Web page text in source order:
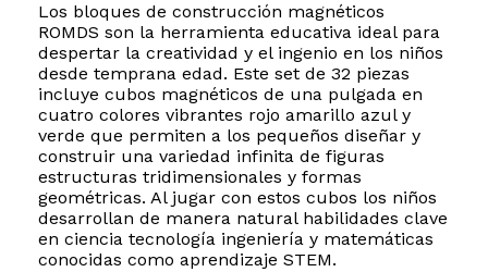
Los bloques de construcción magnéticos
ROMDS son la herramienta educativa ideal para
despertar la creatividad y el ingenio en los niños
desde temprana edad. Este set de 32 piezas
incluye cubos magnéticos de una pulgada en
cuatro colores vibrantes rojo amarillo azul y
verde que permiten a los pequeños diseñar y
construir una variedad infinita de figuras
estructuras tridimensionales y formas
geométricas. Al jugar con estos cubos los niños
desarrollan de manera natural habilidades clave
en ciencia tecnología ingeniería y matemáticas
conocidas como aprendizaje STEM.